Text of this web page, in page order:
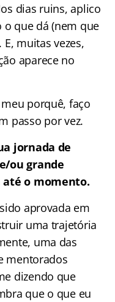
dias ruins, aplico
que dá (nem que
muitas vezes,
aparece no
porquê, faço
passo por vez.
jornada de
ou grande
o momento.
aprovada em
uma trajetória
uma das
mentorados
dizendo que
que o que eu